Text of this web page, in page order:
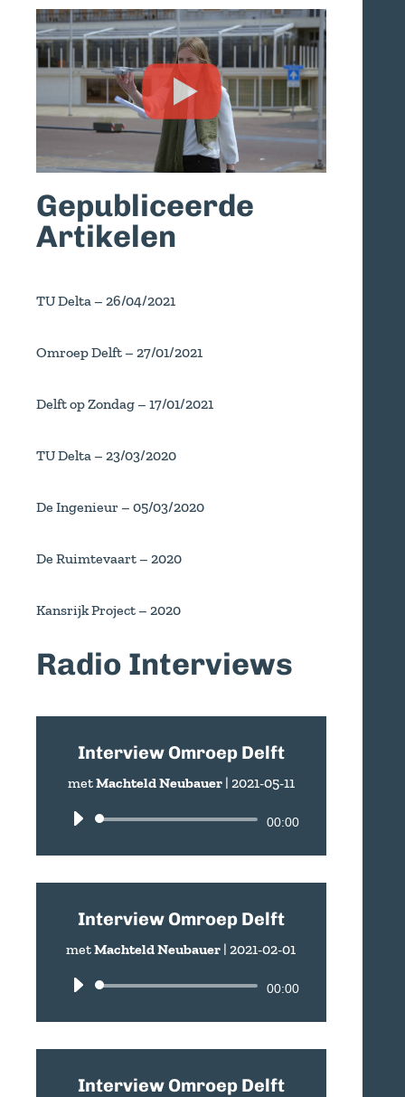
Gepubliceerde
Artikelen
TU Delta – 26/04/2021
Omroep Delft – 27/01/2021
Delft op Zondag – 17/01/2021
TU Delta – 23/03/2020
De Ingenieur – 05/03/2020
De Ruimtevaart – 2020
Kansrijk Project – 2020
Radio Interviews
Interview Omroep Delft
metMachteld Neubauer| 2021-05-11
Audio
00:00
Interview Omroep Delft
metMachteld Neubauer |2021-02-01
Audio
00:00
Interview Omroep Delft